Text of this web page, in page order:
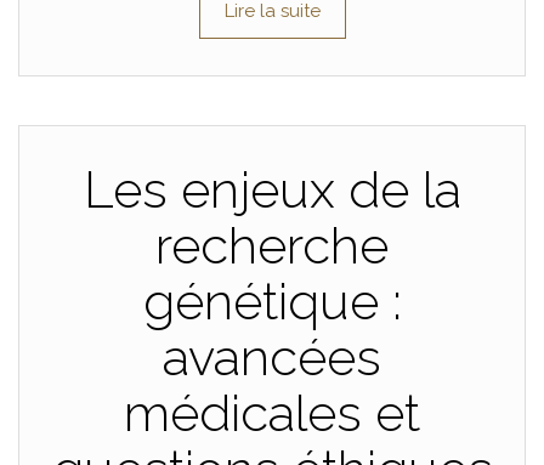
Lire la suite
Les enjeux de la
recherche
génétique :
avancées
médicales et